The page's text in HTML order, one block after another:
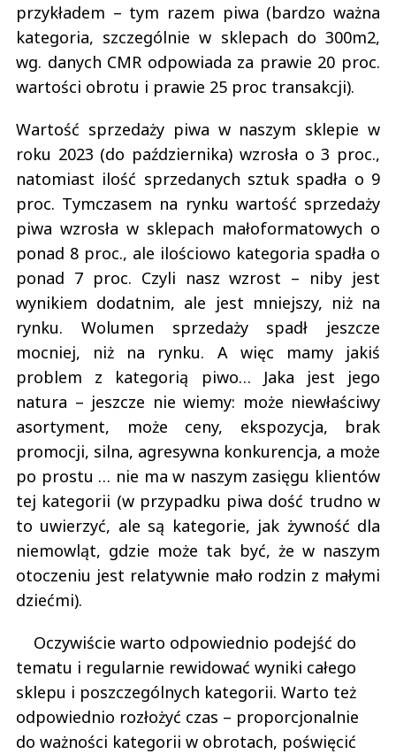
przykładem – tym razem piwa (bardzo ważna
kategoria, szczególnie w sklepach do 300m2,
wg. danych CMR odpowiada za prawie 20 proc.
wartości obrotu i prawie 25 proc transakcji).
Wartość sprzedaży piwa w naszym sklepie w
roku 2023 (do października) wzrosła o 3 proc.,
natomiast ilość sprzedanych sztuk spadła o 9
proc. Tymczasem na rynku wartość sprzedaży
piwa wzrosła w sklepach małoformatowych o
ponad 8 proc., ale ilościowo kategoria spadła o
ponad 7 proc. Czyli nasz wzrost – niby jest
wynikiem dodatnim, ale jest mniejszy, niż na
rynku. Wolumen sprzedaży spadł jeszcze
mocniej, niż na rynku. A więc mamy jakiś
problem z kategorią piwo… Jaka jest jego
natura – jeszcze nie wiemy: może niewłaściwy
asortyment, może ceny, ekspozycja, brak
promocji, silna, agresywna konkurencja, a może
po prostu … nie ma w naszym zasięgu klientów
tej kategorii (w przypadku piwa dość trudno w
to uwierzyć, ale są kategorie, jak żywność dla
niemowląt, gdzie może tak być, że w naszym
otoczeniu jest relatywnie mało rodzin z małymi
dziećmi).
Oczywiście warto odpowiednio podejść do
tematu i regularnie rewidować wyniki całego
sklepu i poszczególnych kategorii. Warto też
odpowiednio rozłożyć czas – proporcjonalnie
do ważności kategorii w obrotach, poświęcić